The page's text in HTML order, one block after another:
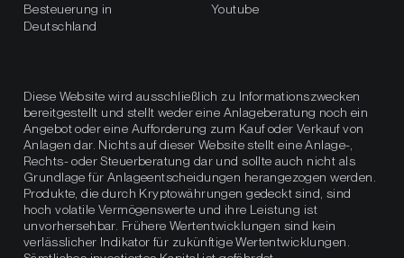
Besteuerung in
Deutschland
Youtube
Diese Website wird ausschließlich zu Informationszwecken
bereitgestellt und stellt weder eine Anlageberatung noch ein
Angebot oder eine Aufforderung zum Kauf oder Verkauf von
Anlagen dar. Nichts auf dieser Website stellt eine Anlage-,
Rechts- oder Steuerberatung dar und sollte auch nicht als
Grundlage für Anlageentscheidungen herangezogen werden.
Produkte, die durch Kryptowährungen gedeckt sind, sind
hoch volatile Vermögenswerte und ihre Leistung ist
unvorhersehbar. Frühere Wertentwicklungen sind kein
verlässlicher Indikator für zukünftige Wertentwicklungen.